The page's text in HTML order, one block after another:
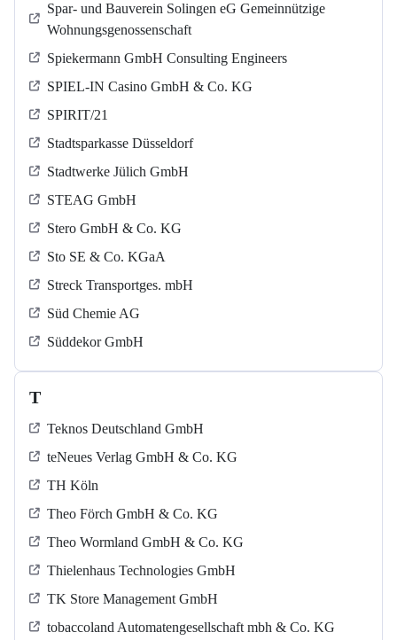
Spar- und Bauverein Solingen eG Gemeinnützige
Wohnungsgenossenschaft
Spiekermann GmbH Consulting Engineers
SPIEL-IN Casino GmbH & Co. KG
SPIRIT/21
Stadtsparkasse Düsseldorf
Stadtwerke Jülich GmbH
STEAG GmbH
Stero GmbH & Co. KG
Sto SE & Co. KGaA
Streck Transportges. mbH
Süd Chemie AG
Süddekor GmbH
T
Teknos Deutschland GmbH
teNeues Verlag GmbH & Co. KG
TH Köln
Theo Förch GmbH & Co. KG
Theo Wormland GmbH & Co. KG
Thielenhaus Technologies GmbH
TK Store Management GmbH
tobaccoland Automatengesellschaft mbh & Co. KG